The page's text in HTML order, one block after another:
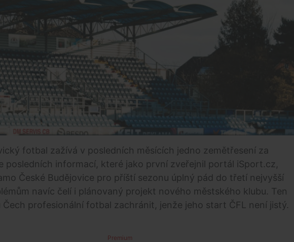
fotbal zažívá v posledních měsících jedno zemětřesení za
posledních informací, které jako první zveřejnil portál iSport.cz,
České Budějovice pro příští sezonu úplný pád do třetí nejvyšší
navíc čelí i plánovaný projekt nového městského klubu. Ten
Čech profesionální fotbal zachránit, jenže jeho start ČFL není jistý.
Premium